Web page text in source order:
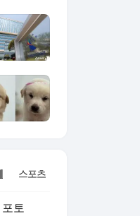
스포츠
포토